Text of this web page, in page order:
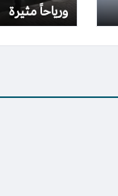
ورياحاً مثيرة